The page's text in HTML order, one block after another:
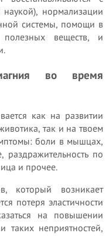
нормализации
системы, помощи в
веществ, и
во время
как на развитии
так и на твоем
боли в мышцах,
по
и прочее.
который возникает
потеря эластичности
на повышении
таких неприятностей,